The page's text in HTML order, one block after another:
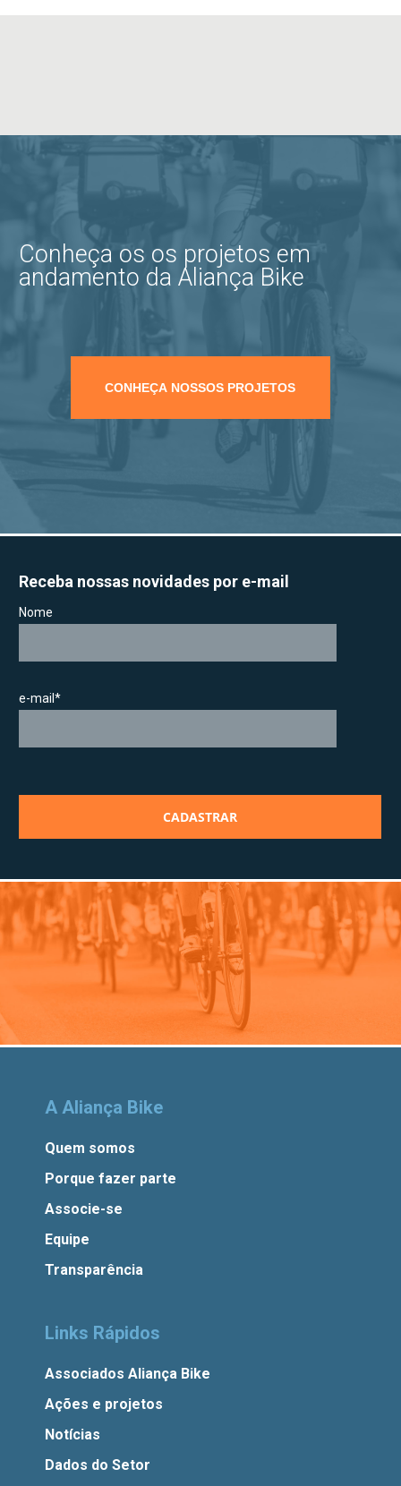
Conheça os os projetos em
andamento da Aliança Bike
CONHEÇA NOSSOS PROJETOS
Receba nossas novidades por e-mail
Nome
e-mail*
A Aliança Bike
Quem somos
Porque fazer parte
Associe-se
Equipe
Transparência
Links Rápidos
Associados Aliança Bike
Ações e projetos
Notícias
Dados do Setor